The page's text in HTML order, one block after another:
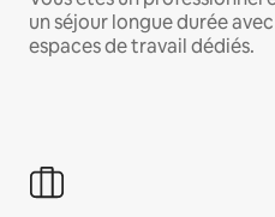
un séjour longue durée
espaces de travail dédiés.